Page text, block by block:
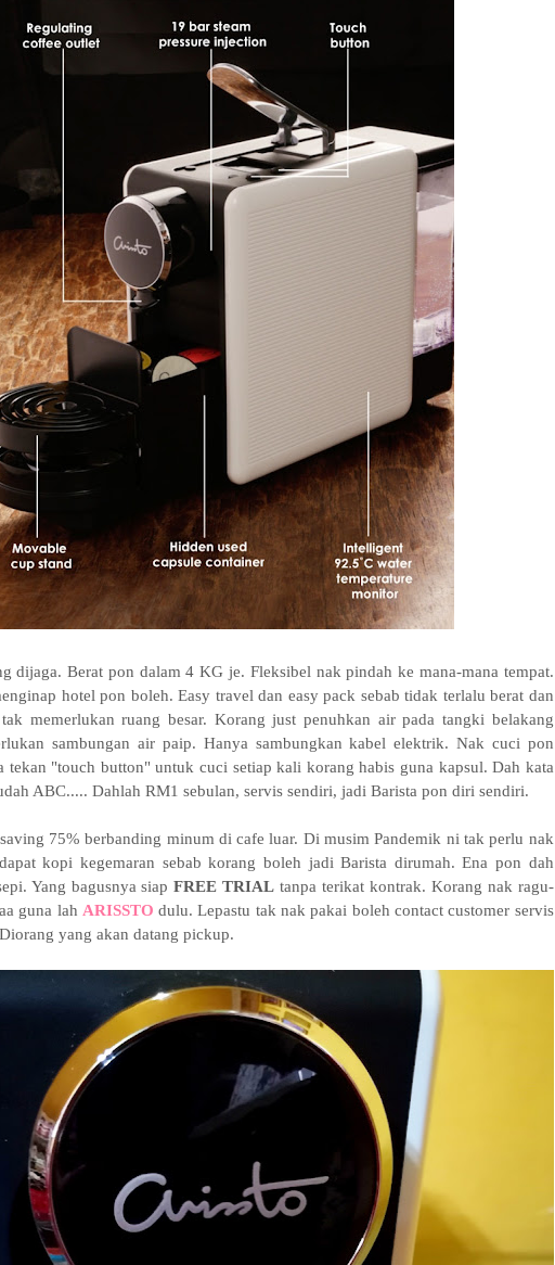
dijaga. Berat pon dalam 4 KG je. Fleksibel nak pindah ke mana-mana tempat.
hotel pon boleh. Easy travel dan easy pack sebab tidak terlalu berat dan
memerlukan ruang besar. Korang just penuhkan air pada tangki belakang
sambungan air paip. Hanya sambungkan kabel elektrik. Nak cuci pon
tekan "touch button" untuk cuci setiap kali korang habis guna kapsul. Dah kata
ABC..... Dahlah RM1 sebulan, servis sendiri, jadi Barista pon diri sendiri.
75% berbanding minum di cafe luar. Di musim Pandemik ni tak perlu nak
kopi kegemaran sebab korang boleh jadi Barista dirumah. Ena pon dah
Yang bagusnya siapFREE TRIAL tanpa terikat kontrak. Korang nak ragu-
guna lah ARISSTO dulu. Lepastu tak nak pakai boleh contact customer servis
yang akan datang pickup.